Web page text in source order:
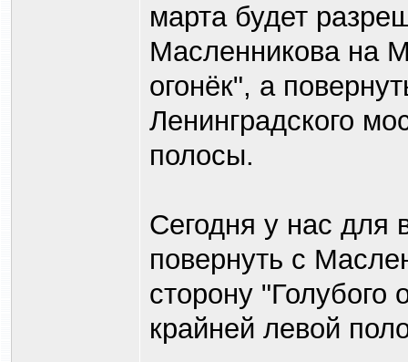
марта будет
Масленникова на
огонёк", а
Ленинградского
полосы.
Сегодня у нас для
повернуть с
сторону "Голубого
крайней левой